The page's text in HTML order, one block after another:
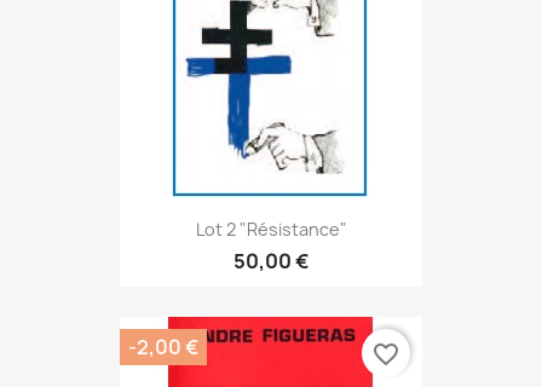
Lot 2 "Résistance"
50,00 €
-2,00 € favorite_border